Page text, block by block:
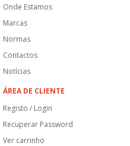
Onde Estamos
Marcas
Normas
Contactos
Notícias
ÁREA DE CLIENTE
Registo / Login
Recuperar Password
Ver carrinho